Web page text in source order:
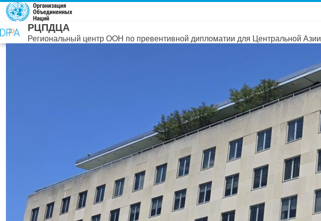
Перейти к основному содержанию
РЦПДЦА
Региональный центр ООН по превентивной дипломатии для Центральной Азии